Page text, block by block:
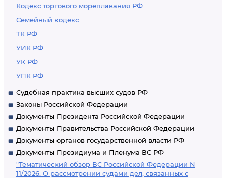
Кодекс торгового мореплавания РФ
Семейный кодекс
ТК РФ
УИК РФ
УК РФ
УПК РФ
Судебная практика высших судов РФ
Законы Российской Федерации
Документы Президента Российской Федерации
Документы Правительства Российской Федерации
Документы органов государственной власти РФ
Документы Президиума и Пленума ВС РФ
"Тематический обзор ВС Российской Федерации N
11/2026. О рассмотрении судами дел, связанных с